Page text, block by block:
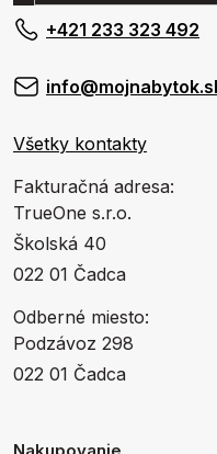
+421 233 323 492
Všetky kontakty
Fakturačná adresa:
TrueOne s.r.o.
Školská 40
022 01 Čadca
Odberné miesto:
Podzávoz 298
022 01 Čadca